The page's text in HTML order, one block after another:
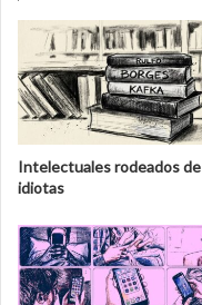
Intelectuales rodeados de
idiotas